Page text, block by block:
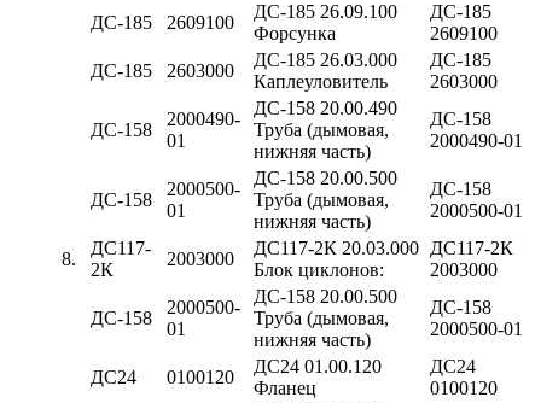
ДС-185 2609100
ДС-185 26.09.100
Форсунка
ДС-185
2609100
ДС-185
2603000
ДС-185 26.03.000
Каплеуловитель
ДС-185
2603000
ДС-158
2000490-
01
ДС-158 20.00.490
Труба (дымовая,
нижняя часть)
ДС-158
2000490-01
ДС-158
2000500-
01
ДС-158 20.00.500
Труба (дымовая,
нижняя часть)
ДС-158
2000500-01
8.
ДС117-
2К
2003000
ДС117-2К 20.03.000
Блок циклонов:
ДС117-2К
2003000
ДС-158
2000500-
01
ДС-158 20.00.500
Труба (дымовая,
нижняя часть)
ДС-158
2000500-01
ДС24 0100120
ДС24 01.00.120
Фланец
ДС24
0100120